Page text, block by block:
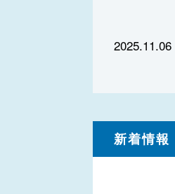
2025.11.06
新着情報